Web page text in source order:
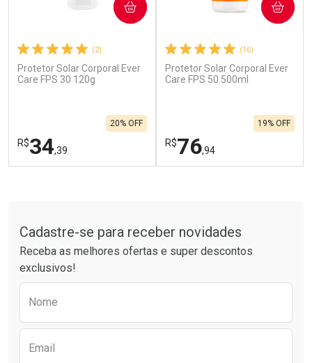
Ativar Desconto
Por R$ 664,02/cada
Ativar Desconto
Por R$ 454,71/cada
(2)
Protetor Solar Corporal Ever
Care FPS 30 120g
R$34,39
20% OFF
COMPRAR
Laboratório
Por Menos
(16)
Protetor Solar Corporal Ever
Care FPS 50 500ml
R$76,94
19% OFF
COMPRAR
Laboratório
Por Menos
Cadastre-se para receber novidades
Receba as melhores ofertas e super descontos
exclusivos!
Nome
Email